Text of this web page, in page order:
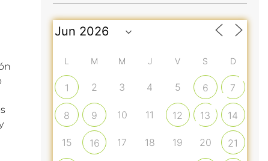
L M M J V S D
1 2 3 4 5 6 7
8 9 10 11 12 13 14
15 16 17 18 19 20 21